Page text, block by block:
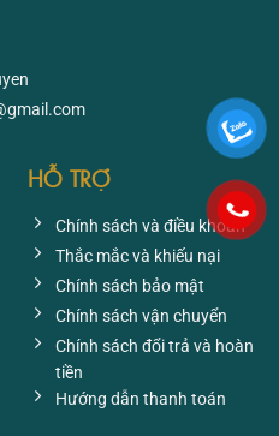
HỖ TRỢ
Chính sách và điều khoản
Thắc mắc và khiếu nại
Chính sách bảo mật
Chính sách vận chuyển
Chính sách đổi trả và hoàn
tiền
Hướng dẫn thanh toán